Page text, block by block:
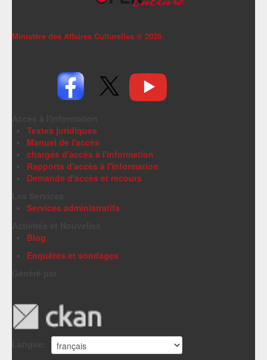
Ministère des Affaires Culturelles © 2026
Textes juridiques
Manuel de l'accès
chargés d'accès à l'information
Rapports d'accès à l'information
Demande d'accès et recours
Services administratifs
Blog
Enquêtes et sondages